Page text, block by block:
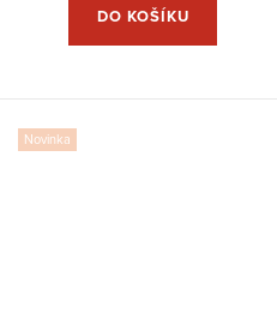
DO KOŠÍKU
Novinka